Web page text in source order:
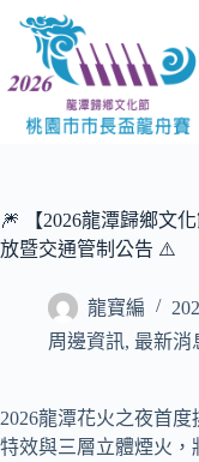
主
🎆 【2026龍潭歸鄉文
放暨交通管制公告 ⚠️
龍寶編
周邊資訊, 最新消
2026龍潭花火之夜首
特效與三層立體煙火，